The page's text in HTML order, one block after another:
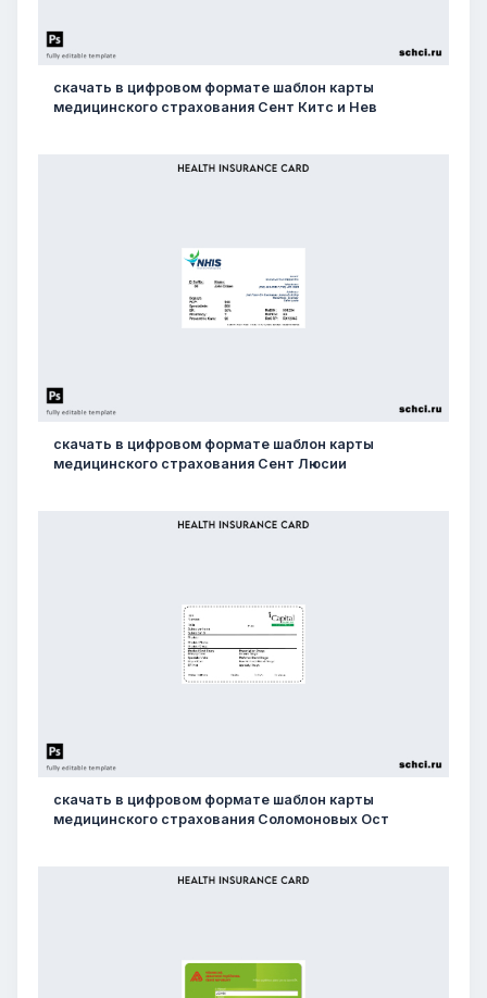
скачать в цифровом формате шаблон карты
медицинского страхования Сент Китс и Нев
скачать в цифровом формате шаблон карты
медицинского страхования Сент Люсии
скачать в цифровом формате шаблон карты
медицинского страхования Соломоновых Ост